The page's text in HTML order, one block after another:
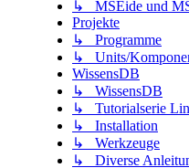
↳ MSEide und
Projekte
↳ Programme
↳ Units/
WissensDB
↳ WissensDB
↳ Tutorialserie
↳ Installation
↳ Werkzeuge
↳ Diverse